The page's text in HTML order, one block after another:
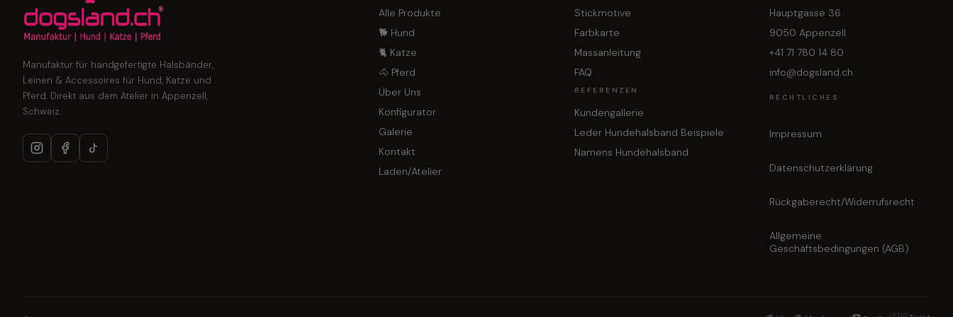
Manufaktur für handgefertigte Halsbänder,
Leinen & Accessoires für Hund, Katze und
Pferd. Direkt aus dem Atelier in Appenzell,
Schweiz.
Alle Produkte
🐕 Hund
🐈 Katze
🐴 Pferd
Über Uns
Konfigurator
Galerie
Kontakt
Laden/Atelier
Stickmotive
Farbkarte
Massanleitung
FAQ
REFERENZEN
Kundengallerie
Leder Hundehalsband Beispiele
Namens Hundehalsband
Hauptgasse 36
9050 Appenzell
+41 71 780 14 80
info@dogsland.ch
RECHTLICHES
Impressum
Datenschutzerklärung
Rückgaberecht/Widerrufsrecht
Allgemeine
Geschäftsbedingungen (AGB)